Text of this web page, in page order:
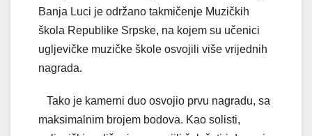
Banja Luci je održano takmičenje Muzičkih
škola Republike Srpske, na kojem su učenici
ugljevičke muzičke škole osvojili više vrijednih
nagrada.
Tako je kamerni duo osvojio prvu nagradu, sa
maksimalnim brojem bodova. Kao solisti,